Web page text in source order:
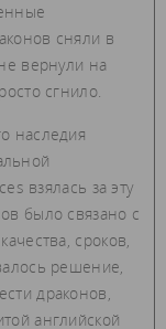
сняли в
вернули на
сгнило.
наследия
взялась за эту
было связано с
сроков,
решение,
драконов,
английской